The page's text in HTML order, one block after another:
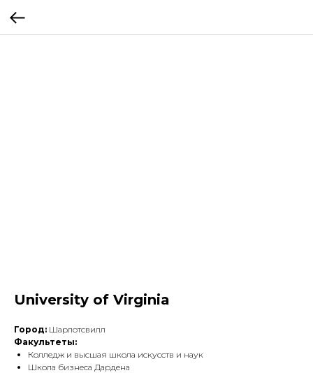
University of Virginia
Город: Шарлотсвилл
Факультеты:
Колледж и высшая школа искусств и наук
Школа бизнеса Дардена